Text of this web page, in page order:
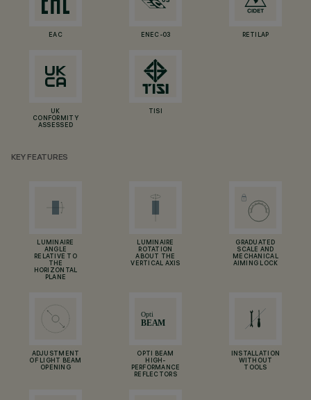
EAC ENEC-03 RETILAP
UK
CONFORMITY
ASSESSED
TISI
KEY FEATURES
LUMINAIRE
ANGLE
RELATIVE TO
THE
HORIZONTAL
PLANE
LUMINAIRE
ROTATION
ABOUT THE
VERTICAL AXIS
GRADUATED
SCALE AND
MECHANICAL
AIMING LOCK
ADJUSTMENT
OF LIGHT BEAM
OPENING
OPTI BEAM
HIGH-
PERFORMANCE
REFLECTORS
INSTALLATION
WITHOUT
TOOLS